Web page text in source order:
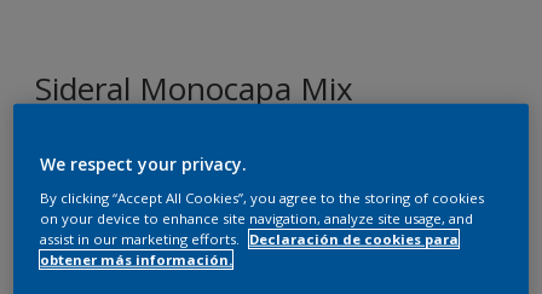
Sideral Monocapa Mix
R5.21.61
Cambiar de color
Tamaño
We respect your privacy.
By clicking “Accept All Cookies”, you agree to the storing of cookies
on your device to enhance site navigation, analyze site usage, and
assist in our marketing efforts.
Declaración de cookies para
obtener más información.